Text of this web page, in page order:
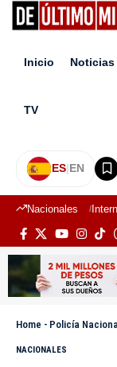
Inicio Noticias
TV
ES|EN
Nacionales
Home - Policía Nacional
NACIONALES